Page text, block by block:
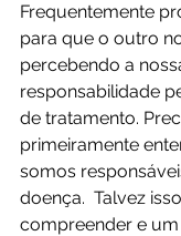
Frequentemente
para que o outro
percebendo a
responsabilidade
de tratamento.
primeiramente
somos
doença.  Talvez
compreender e